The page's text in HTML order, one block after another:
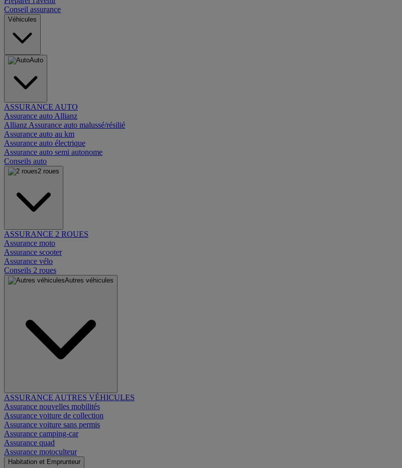
Conseil assurance
Véhicules
Auto
ASSURANCE AUTO
Assurance auto Allianz
Allianz Assurance auto malussé/résilié
Assurance auto au km
Assurance auto électrique
Assurance auto semi autonome
Conseils auto
2 roues
ASSURANCE 2 ROUES
Assurance moto
Assurance scooter
Assurance vélo
Conseils 2 roues
Autres véhicules
ASSURANCE AUTRES VÉHICULES
Assurance nouvelles mobilités
Assurance voiture de collection
Assurance voiture sans permis
Assurance camping-car
Assurance quad
Assurance motoculteur
Habitation et Emprunteur